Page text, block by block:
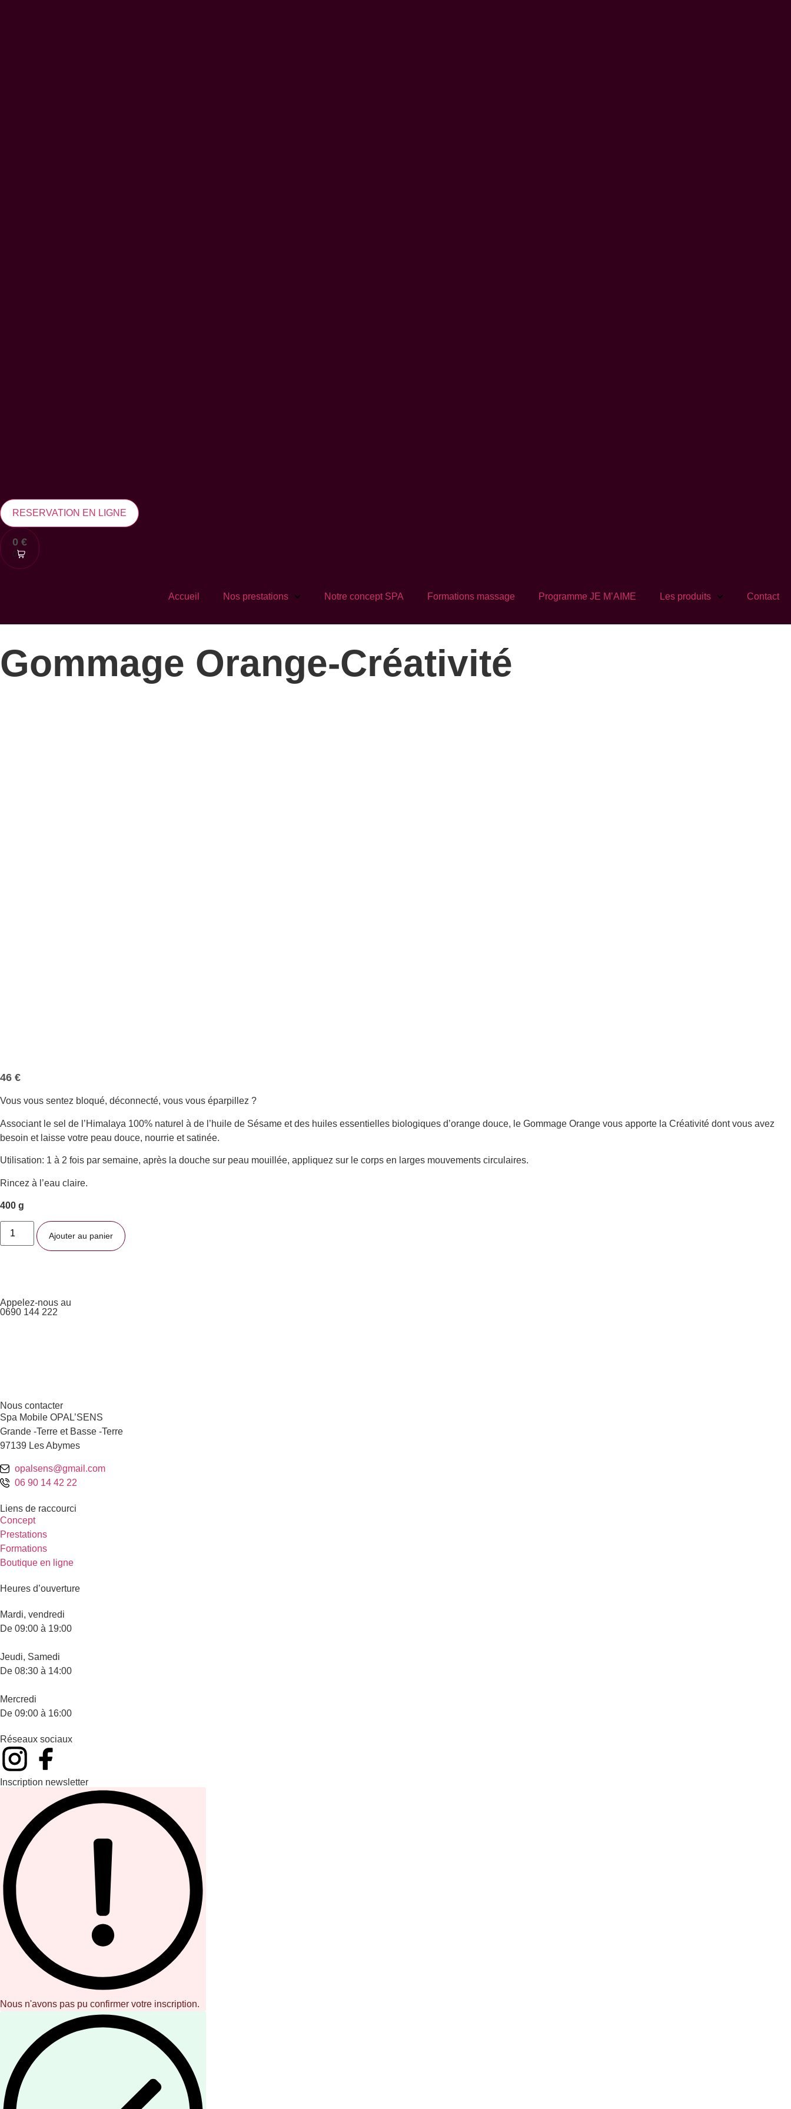
RESERVATION EN LIGNE
0 €
0
Accueil Nos prestations Notre concept SPA Formations massage Programme JE M’AIME Les produits Contact
Gommage Orange-Créativité
46 €
Vous vous sentez bloqué, déconnecté, vous vous éparpillez ?
Associant le sel de l’Himalaya 100% naturel à de l’huile de Sésame et des huiles essentielles biologiques d’orange douce, le Gommage Orange vous apporte la Créativité dont vous avez
besoin et laisse votre peau douce, nourrie et satinée.
Utilisation: 1 à 2 fois par semaine, après la douche sur peau mouillée, appliquez sur le corps en larges mouvements circulaires.
Rincez à l’eau claire.
400 g
Ajouter au panier
Appelez-nous au
0690 144 222
Nous contacter
Spa Mobile OPAL’SENS
Grande -Terre et Basse -Terre
97139 Les Abymes
opalsens@gmail.com
06 90 14 42 22
Liens de raccourci
Concept
Prestations
Formations
Boutique en ligne
Heures d’ouverture
Mardi, vendredi
De 09:00 à 19:00
Jeudi, Samedi
De 08:30 à 14:00
Mercredi
De 09:00 à 16:00
Réseaux sociaux
Inscription newsletter
Nous n'avons pas pu confirmer votre inscription.